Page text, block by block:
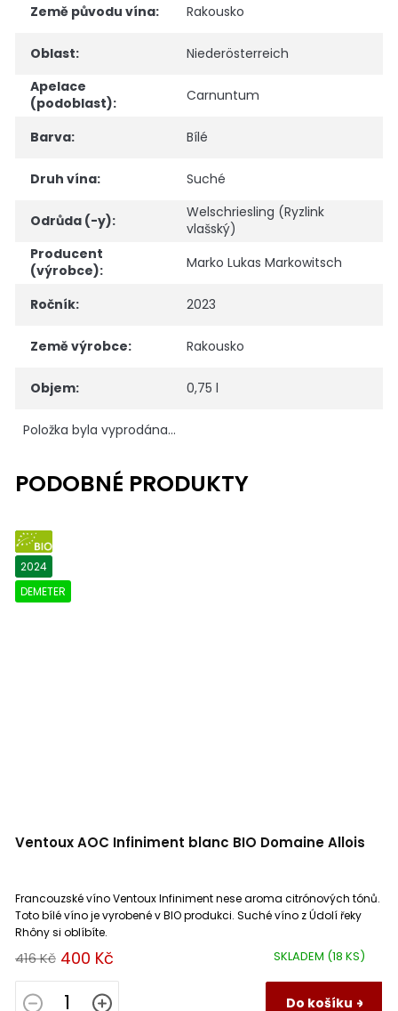
Země původu vína: Rakousko
Oblast:
Niederösterreich
Apelace
(podoblast): Carnuntum
Barva: Bílé
Druh vína: Suché
Odrůda (-y):
Welschriesling (Ryzlink
vlašský)
Producent
(výrobce): Marko Lukas Markowitsch
Ročník: 2023
Země výrobce: Rakousko
Objem: 0,75 l
Položka byla vyprodána…
BIO
2024
DEMETER
Ventoux AOC Infiniment blanc BIO Domaine Allois
SKLADEM (18 KS)
416 Kč 400 Kč
Do košíku
Francouzské víno Ventoux Infiniment nese aroma citrónových tónů.
Toto bílé víno je vyrobené v BIO produkci. Suché víno z Údolí řeky
Rhôny si oblíbíte.